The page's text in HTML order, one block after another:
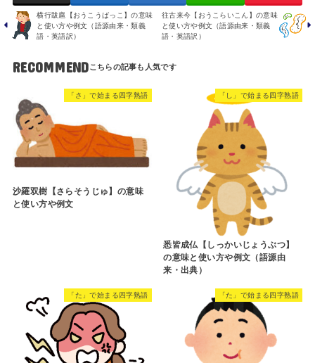
横行跋扈【おうこうばっこ】の意味
と使い方や例文（語源由来・類義
語・英語訳）
往古来今【おうこらいこん】の意味
と使い方や例文（語源由来・類義
語・英語訳）
RECOMMEND
「さ」で始まる四字熟語
沙羅双樹【さらそうじゅ】の意味
と使い方や例文
「し」で始まる四字熟語
悉皆成仏【しっかいじょうぶつ】
の意味と使い方や例文（語源由
来・出典）
「た」で始まる四字熟語 「た」で始まる四字熟語